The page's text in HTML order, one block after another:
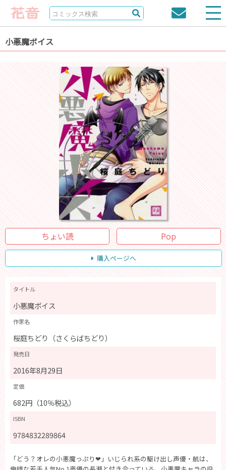
小悪魔ボイス
ちょい読 Pop
購入ページへ
タイトル
小悪魔ボイス
作家名
桜庭ちどり（さくらばちどり）
発売日
2016年8月29日
定価
682円（10％税込）
ISBN
9784832289864
「どう？オレの小悪魔っぷり❤」いじられ系の駆け出し声優・航は、